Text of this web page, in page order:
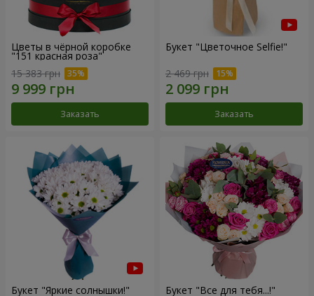
Цветы в чёрной коробке
"151 красная роза"
15 383 грн
Заказать
Букет "Цветочное Selfie!"
2 469 грн
Заказать
Букет "Яркие солнышки!" Букет "Все для тебя...!"